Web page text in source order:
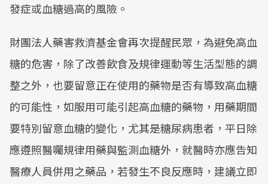
發症或血糖過高的風險。
財團法人藥害救濟基金會再次提醒民眾，為避免高血
糖的危害，除了改善飲食及規律運動等生活型態的調
整之外，也要留意正在使用的藥物是否有導致高血糖
的可能性，如服用可能引起高血糖的藥物，用藥期間
要特別留意血糖的變化，尤其是糖尿病患者，平日除
應遵照醫囑規律用藥與監測血糖外，就醫時亦應告知
醫療人員併用之藥品，若發生不良反應時，建議立即